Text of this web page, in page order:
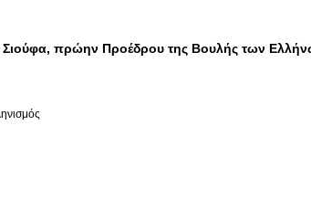
πρώην Προέδρου της Βουλής των